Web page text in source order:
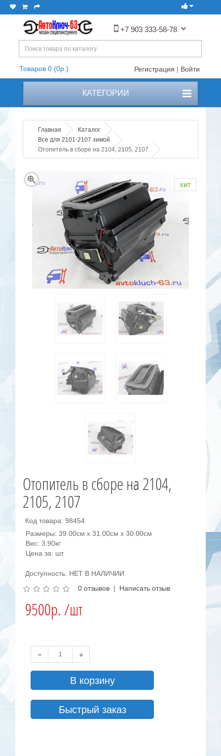
+7 903 333-58-78
Товаров 0 (0р.) Регистрация | Войти
КАТЕГОРИИ
Главная
Каталог
Все для 2101-2107 зимой
Отопитель в сборе на 2104, 2105, 2107
хит
Отопитель в сборе на 2104,
2105, 2107
Код товара: 98454
Размеры: 39.00см x 31.00см x 30.00см
Вес: 3.90кг
Цена за: шт
Доступность: НЕТ В НАЛИЧИИ
0 отзывов | Написать отзыв
9500р. /шт
В корзину
Быстрый заказ